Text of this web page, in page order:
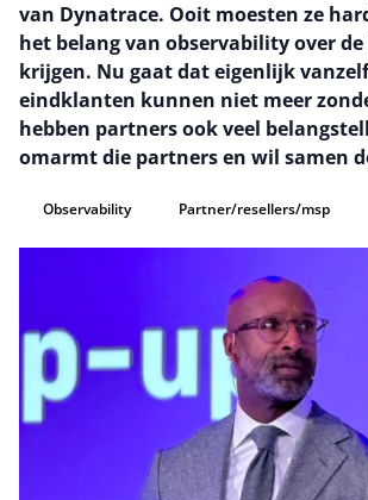
van Dynatrace. Ooit moesten ze
het belang van observability over
krijgen. Nu gaat dat eigenlijk
eindklanten kunnen niet meer
hebben partners ook veel
omarmt die partners en wil samen
Observability Partner/resellers/msp